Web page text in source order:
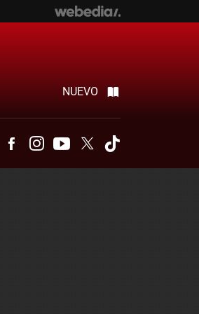
NUEVO
TelegramFacebookInstagramYoutubeTwitter